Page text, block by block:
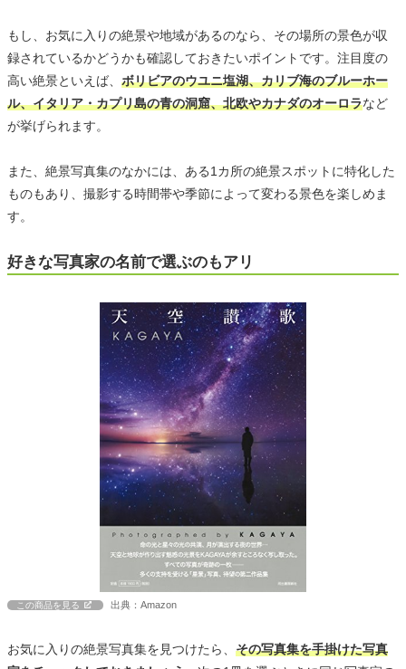
もし、お気に入りの絶景や地域があるのなら、その場所の景色が収
録されているかどうかも確認しておきたいポイントです。注目度の
高い絶景といえば、 ボリビアのウユニ塩湖、カリブ海のブルーホー
ル、イタリア・カプリ島の青の洞窟、北欧やカナダのオーロラなど
が挙げられます。
また、絶景写真集のなかには、ある1カ所の絶景スポットに特化した
ものもあり、撮影する時間帯や季節によって変わる景色を楽しめま
す。
好きな写真家の名前で選ぶのもアリ
この商品を見る 出典：Amazon
お気に入りの絶景写真集を見つけたら、 その写真集を手掛けた写真